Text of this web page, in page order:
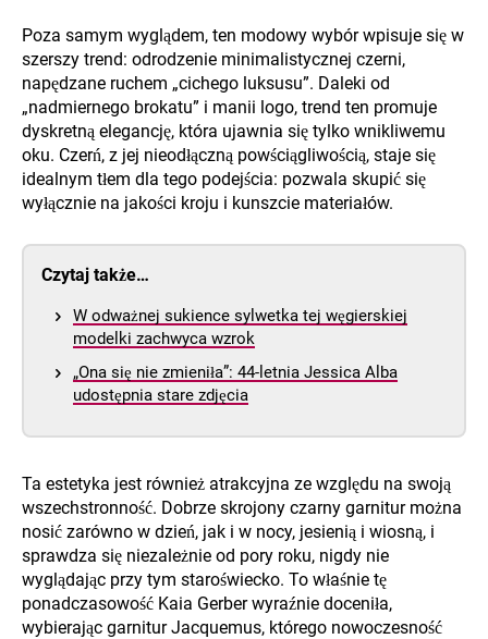
Poza samym wyglądem, ten modowy wybór wpisuje się w
szerszy trend: odrodzenie minimalistycznej czerni,
napędzane ruchem „cichego luksusu”. Daleki od
„nadmiernego brokatu” i manii logo, trend ten promuje
dyskretną elegancję, która ujawnia się tylko wnikliwemu
oku. Czerń, z jej nieodłączną powściągliwością, staje się
idealnym tłem dla tego podejścia: pozwala skupić się
wyłącznie na jakości kroju i kunszcie materiałów.
Czytaj także…
W odważnej sukience sylwetka tej węgierskiej
modelki zachwyca wzrok
„Ona się nie zmieniła”: 44-letnia Jessica Alba
udostępnia stare zdjęcia
Ta estetyka jest również atrakcyjna ze względu na swoją
wszechstronność. Dobrze skrojony czarny garnitur można
nosić zarówno w dzień, jak i w nocy, jesienią i wiosną, i
sprawdza się niezależnie od pory roku, nigdy nie
wyglądając przy tym staroświecko. To właśnie tę
ponadczasowość Kaia Gerber wyraźnie doceniła,
wybierając garnitur Jacquemus, którego nowoczesność